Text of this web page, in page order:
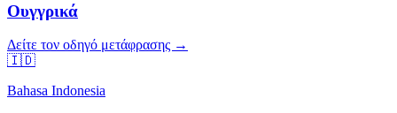
Ουγγρικά
Δείτε τον οδηγό μετάφρασης →
🇮🇩
Bahasa Indonesia